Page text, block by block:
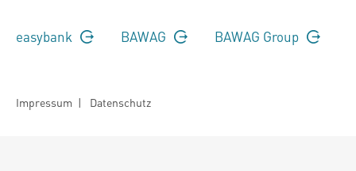
easybank BAWAG BAWAG Group
Impressum | Datenschutz